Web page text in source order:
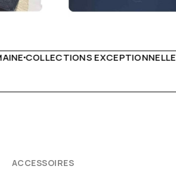
CONSEILS DE STYLE PAR AUDREY B
ACCESSOIRES